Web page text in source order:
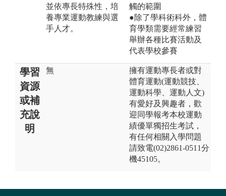
並依專長特殊性，培
養專業運動教練與選
手人才。
觸的範圍
●除了學科術科外，體
育學類需要經常練習
舉辦各種比賽活動及
代表學校參賽
學習
資源
或補
充說
明
無
擁有運動專長者或對
體育運動(運動競技、
運動科學、運動人文)
有愛好及興趣者，歡
迎同學報考本校運動
績優單獨招生考試，
有任何相關入學問題
請致電(02)2861-0511分
機45105。